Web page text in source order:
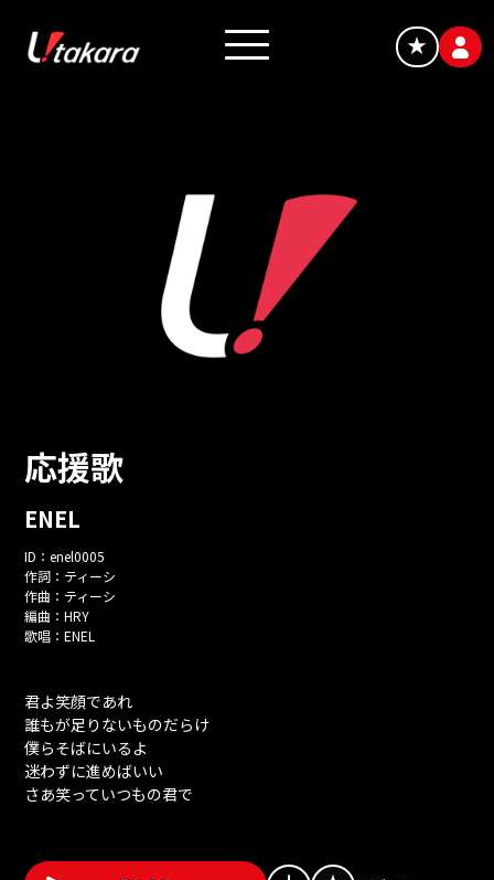
★
応援歌
ENEL
ID：enel0005
作詞： ティーシ
作曲： ティーシ
編曲：HRY
歌唱：ENEL
君よ笑顔であれ
誰もが足りないものだらけ
僕らそばにいるよ
迷わずに進めばいい
さあ笑っていつもの君で